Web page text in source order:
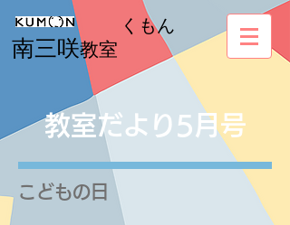
くもん
南三咲教室
教室だより5月号
こどもの日​​